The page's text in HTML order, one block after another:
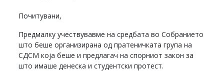
Почитувани,
Предмалку учествувавме на средбата во Собранието
што беше организирана од пратеничката група на
СДСМ која беше и предлагач на спорниот закон за
што имаше денеска и студентски протест.